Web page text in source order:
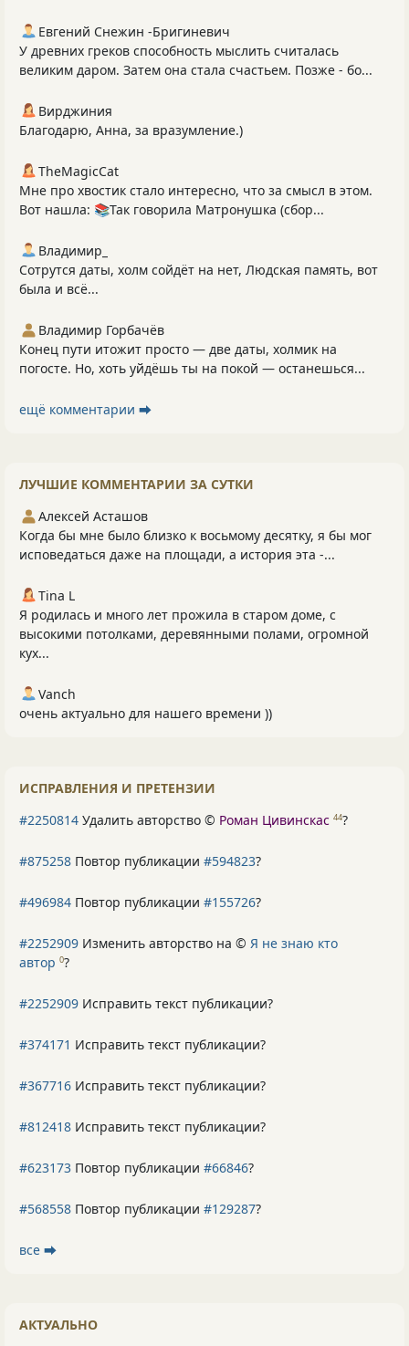
Евгений Снежин -Бригиневич
У древних греков способность мыслить считалась
великим даром. Затем она стала счастьем. Позже - бо...
Вирджиния
Благодарю, Анна, за вразумление.)
TheMagicCat
Мне про хвостик стало интересно, что за смысл в этом.
Вот нашла: 📚Так говорила Матронушка (сбор...
Владимир_
Сотрутся даты, холм сойдёт на нет, Людская память, вот
была и всё...
Владимир Горбачёв
Конец пути итожит просто — две даты, холмик на
погосте. Но, хоть уйдёшь ты на покой — останешься...
ещё комментарии ⮕
ЛУЧШИЕ КОММЕНТАРИИ ЗА СУТКИ
Алексей Асташов
Когда бы мне было близко к восьмому десятку, я бы мог
исповедаться даже на площади, а история эта -...
Tina L
Я родилась и много лет прожила в старом доме, с
высокими потолками, деревянными полами, огромной
кух...
Vanch
очень актуально для нашего времени ))
ИСПРАВЛЕНИЯ И ПРЕТЕНЗИИ
#2250814 Удалить авторство © Роман Цивинскас 44?
#875258 Повтор публикации #594823?
#496984 Повтор публикации #155726?
#2252909 Изменить авторство на © Я не знаю кто
автор 0?
#2252909 Исправить текст публикации?
#374171 Исправить текст публикации?
#367716 Исправить текст публикации?
#812418 Исправить текст публикации?
#623173 Повтор публикации #66846?
#568558 Повтор публикации #129287?
все ⮕
АКТУАЛЬНО